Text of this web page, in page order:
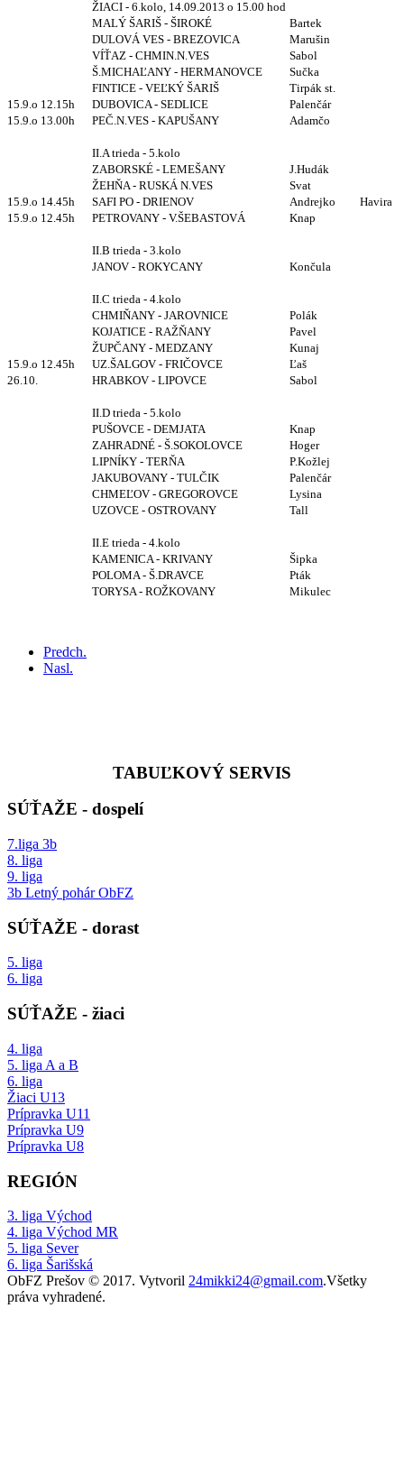
ŽIACI - 6.kolo, 14.09.2013 o 15.00 hod
MALÝ ŠARIŠ - ŠIROKÉ
Bartek
DULOVÁ VES - BREZOVICA
Marušin
VÍŤAZ - CHMIN.N.VES
Sabol
Š.MICHAĽANY - HERMANOVCE
Sučka
FINTICE - VEĽKÝ ŠARIŠ
Tirpák st.
15.9.o 12.15h
DUBOVICA - SEDLICE
Palenčár
15.9.o 13.00h
PEČ.N.VES - KAPUŠANY Adamčo
II.A trieda - 5.kolo
ZABORSKÉ - LEMEŠANY
J.Hudák
ŽEHŇA - RUSKÁ N.VES
Svat
15.9.o 14.45h
SAFI PO - DRIENOV Andrejko
Havira
15.9.o 12.45h
PETROVANY - V.ŠEBASTOVÁ Knap
II.B trieda - 3.kolo
JANOV - ROKYCANY
Končula
II.C trieda - 4.kolo
CHMIŇANY - JAROVNICE
Polák
KOJATICE - RAŽŇANY
Pavel
ŽUPČANY - MEDZANY
Kunaj
15.9.o 12.45h
UZ.ŠALGOV - FRIČOVCE
Ľaš
26.10.
HRABKOV - LIPOVCE Sabol
II.D trieda - 5.kolo
PUŠOVCE - DEMJATA
Knap
ZAHRADNÉ - Š.SOKOLOVCE
Hoger
LIPNÍKY - TERŇA
P.Kožlej
JAKUBOVANY - TULČIK
Palenčár
CHMEĽOV - GREGOROVCE
Lysina
UZOVCE - OSTROVANY
Tall
II.E trieda - 4.kolo
KAMENICA - KRIVANY
Šipka
POLOMA - Š.DRAVCE
Pták
TORYSA - ROŽKOVANY
Mikulec
Predch.
Nasl.
TABUĽKOVÝ SERVIS
SÚŤAŽE - dospelí
7.liga 3b
8. liga
9. liga
3b Letný pohár ObFZ
SÚŤAŽE - dorast
5. liga
6. liga
SÚŤAŽE - žiaci
4. liga
5. liga A a B
6. liga
Žiaci U13
Prípravka U11
Prípravka U9
Prípravka U8
REGIÓN
3. liga Východ
4. liga Východ MR
5. liga Sever
6. liga Šarišská
ObFZ Prešov © 2017. Vytvoril 24mikki24@gmail.com.Všetky
práva vyhradené.